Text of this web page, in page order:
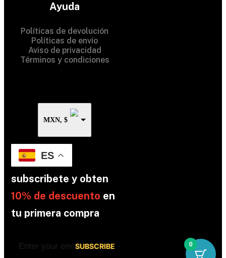
Ayuda
Políticas de devolución
Políticas de envío
Aviso de privacidad
Términos y condiciones
MXN, $
ES
subscribete y obten
10% de descuento en
tu primera compra
0